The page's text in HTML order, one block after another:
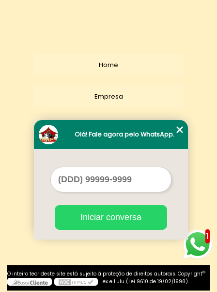
Home
Empresa
Contato
Mapa do site
O inteiro teor deste site está sujeito à proteção de direitos autorais. Copyright©
Lex e Lulu (Lei 9610 de 19/02/1998)
1
Olá! Fale agora pelo WhatsApp.
Iniciar conversa